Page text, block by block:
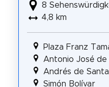
8
4,8 km
Plaza Franz
Antonio José de
Andrés de
Simón Bolívar